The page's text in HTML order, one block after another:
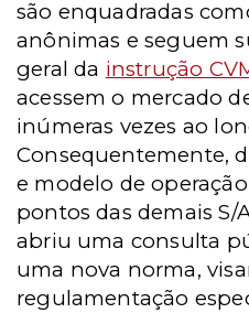
são enquadradas
anônimas e seguem
geral da instrução
acessem o mercado
inúmeras vezes ao
Consequentemente,
e modelo de
pontos das demais S/
abriu uma consulta
uma nova norma,
regulamentação